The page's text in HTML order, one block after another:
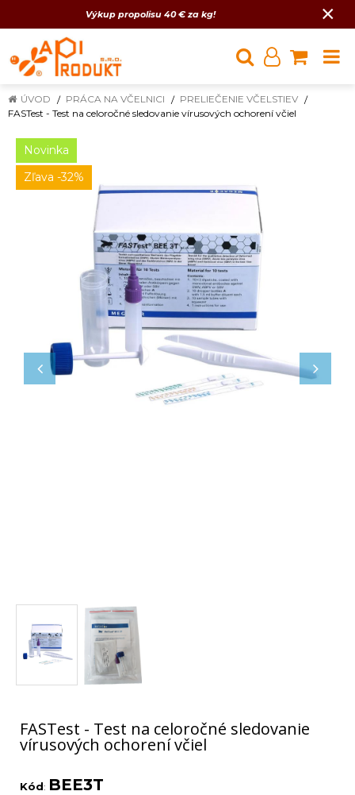
Výkup propolisu 40 € za kg! ×
ÚVOD PRÁCA NA VČELNICI
PRELIEČENIE VČELSTIEV
FASTest - Test na celoročné sledovanie vírusových ochorení včiel
Novinka
Zľava -32%
FASTest - Test na celoročné sledovanie
vírusových ochorení včiel
Kód: BEE3T